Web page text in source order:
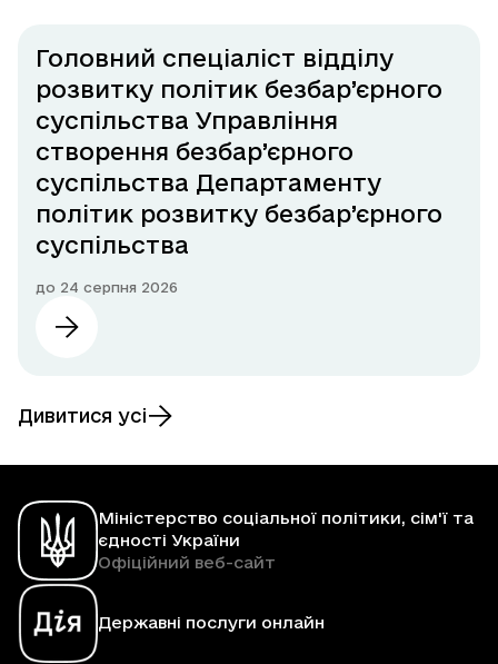
Дивитися усі
Головний спеціаліст відділу
розвитку політик безбар’єрного
суспільства Управління
створення безбар’єрного
суспільства Департаменту
політик розвитку безбар’єрного
суспільства
до 24 серпня 2026
Міністерство соціальної політики, сім'ї та
єдності України
Офіційний веб-сайт
Державні послуги онлайн